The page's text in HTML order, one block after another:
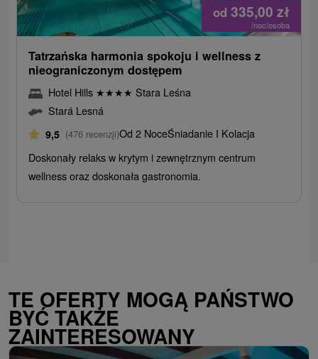
od 335,00 zł
/noc/osoba
Tatrzańska harmonia spokoju i wellness z
nieograniczonym dostępem
Hotel Hills ★★★★ Stara Leśna
Stará Lesná
9,5 (476 recenzji)Od 2 NoceŚniadanie I Kolacja
Doskonały relaks w krytym i zewnętrznym centrum
wellness oraz doskonała gastronomia.
TE OFERTY MOGĄ PAŃSTWO
BYĆ TAKŻE
ZAINTERESOWANY